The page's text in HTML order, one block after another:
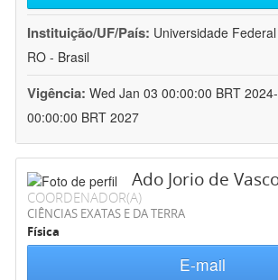
Instituição/UF/País: Universidade
RO - Brasil
Vigência: Wed Jan 03 00:00:00 BRT
00:00:00 BRT 2027
Ado Jorio de
COORDENADOR(A)
CIÊNCIAS EXATAS E DA TERRA
Física
E-mail